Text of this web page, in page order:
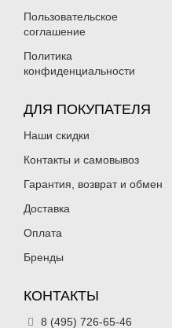
Пользовательское
соглашение
Политика
конфиденциальности
ДЛЯ ПОКУПАТЕЛЯ
Наши скидки
Контакты и самовывоз
Гарантия, возврат и обмен
Доставка
Оплата
Бренды
КОНТАКТЫ
8 (495) 726-65-46